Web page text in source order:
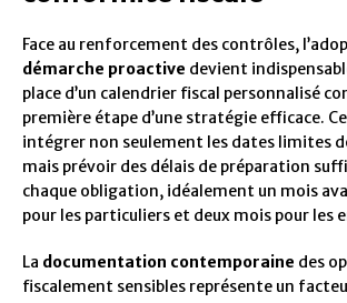
Face au renforcement des contrôles,
démarche proactive devient
place d’un calendrier fiscal personnalisé
première étape d’une stratégie efficace.
intégrer non seulement les dates limites
mais prévoir des délais de préparation
chaque obligation, idéalement un mois
pour les particuliers et deux mois pour les
La documentation contemporaine des
fiscalement sensibles représente un